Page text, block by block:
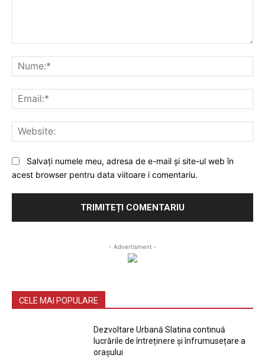
Salvați numele meu, adresa de e-mail și site-ul web în
acest browser pentru data viitoare i comentariu.
- Advertisment -
CELE MAI POPULARE
Dezvoltare Urbană Slatina continuă
lucrările de întreținere și înfrumusețare a
orașului